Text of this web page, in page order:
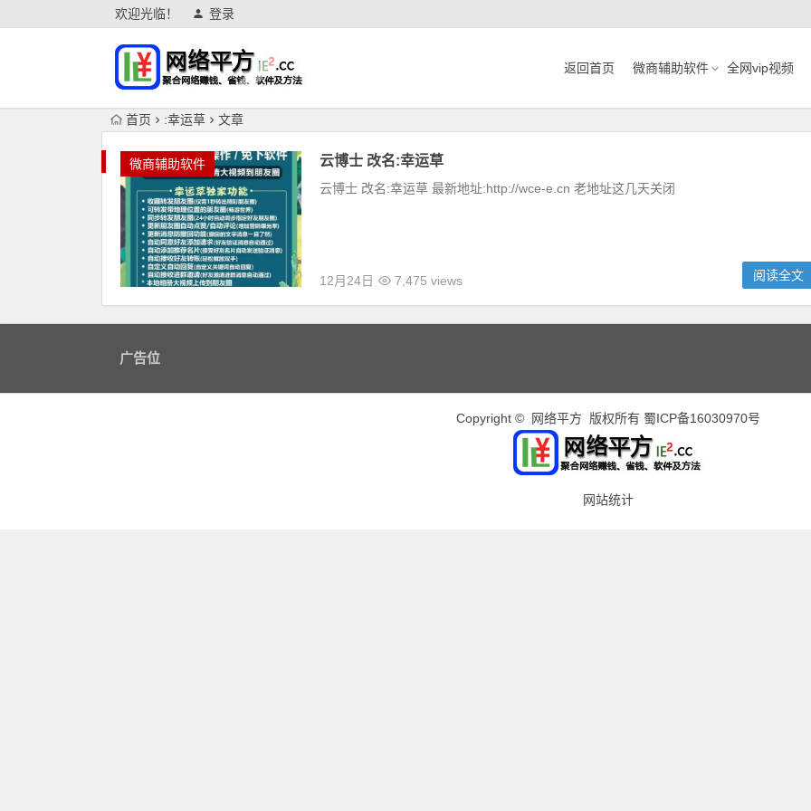
欢迎光临！ 登录
返回首页 微商辅助软件 全网vip视频
首页 :幸运草 文章
微商辅助软件 云博士 改名:幸运草
云博士 改名:幸运草 最新地址:http://wce-e.cn 老地址这几天关闭
12月24日 7,475 views 阅读全文
广告位
Copyright © 网络平方 版权所有 蜀ICP备16030970号
网站统计